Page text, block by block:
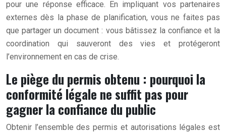
pour une réponse efficace. En impliquant vos partenaires
externes dès la phase de planification, vous ne faites pas
que partager un document : vous bâtissez la confiance et la
coordination qui sauveront des vies et protégeront
l’environnement en cas de crise.
Le piège du permis obtenu : pourquoi la
conformité légale ne suffit pas pour
gagner la confiance du public
Obtenir l’ensemble des permis et autorisations légales est